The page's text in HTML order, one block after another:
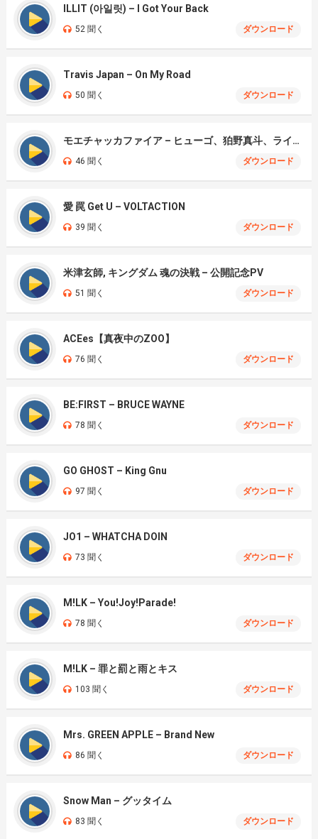
ILLIT (아일릿) – I Got Your Back
52 聞く ダウンロード
Travis Japan – On My Road
50 聞く ダウンロード
モエチャッカファイア – ヒューゴ、狛野真斗、ライト、セヴェリアン (Cover )
46 聞く ダウンロード
愛 罠 Get U – VOLTACTION
39 聞く ダウンロード
米津玄師, キングダム 魂の決戦 – 公開記念PV
51 聞く ダウンロード
ACEes【真夜中のZOO】
76 聞く ダウンロード
BE:FIRST – BRUCE WAYNE
78 聞く ダウンロード
GO GHOST – King Gnu
97 聞く ダウンロード
JO1 – WHATCHA DOIN
73 聞く ダウンロード
M!LK – You!Joy!Parade!
78 聞く ダウンロード
M!LK – 罪と罰と雨とキス
103 聞く ダウンロード
Mrs. GREEN APPLE – Brand New
86 聞く ダウンロード
Snow Man – グッタイム
83 聞く ダウンロード